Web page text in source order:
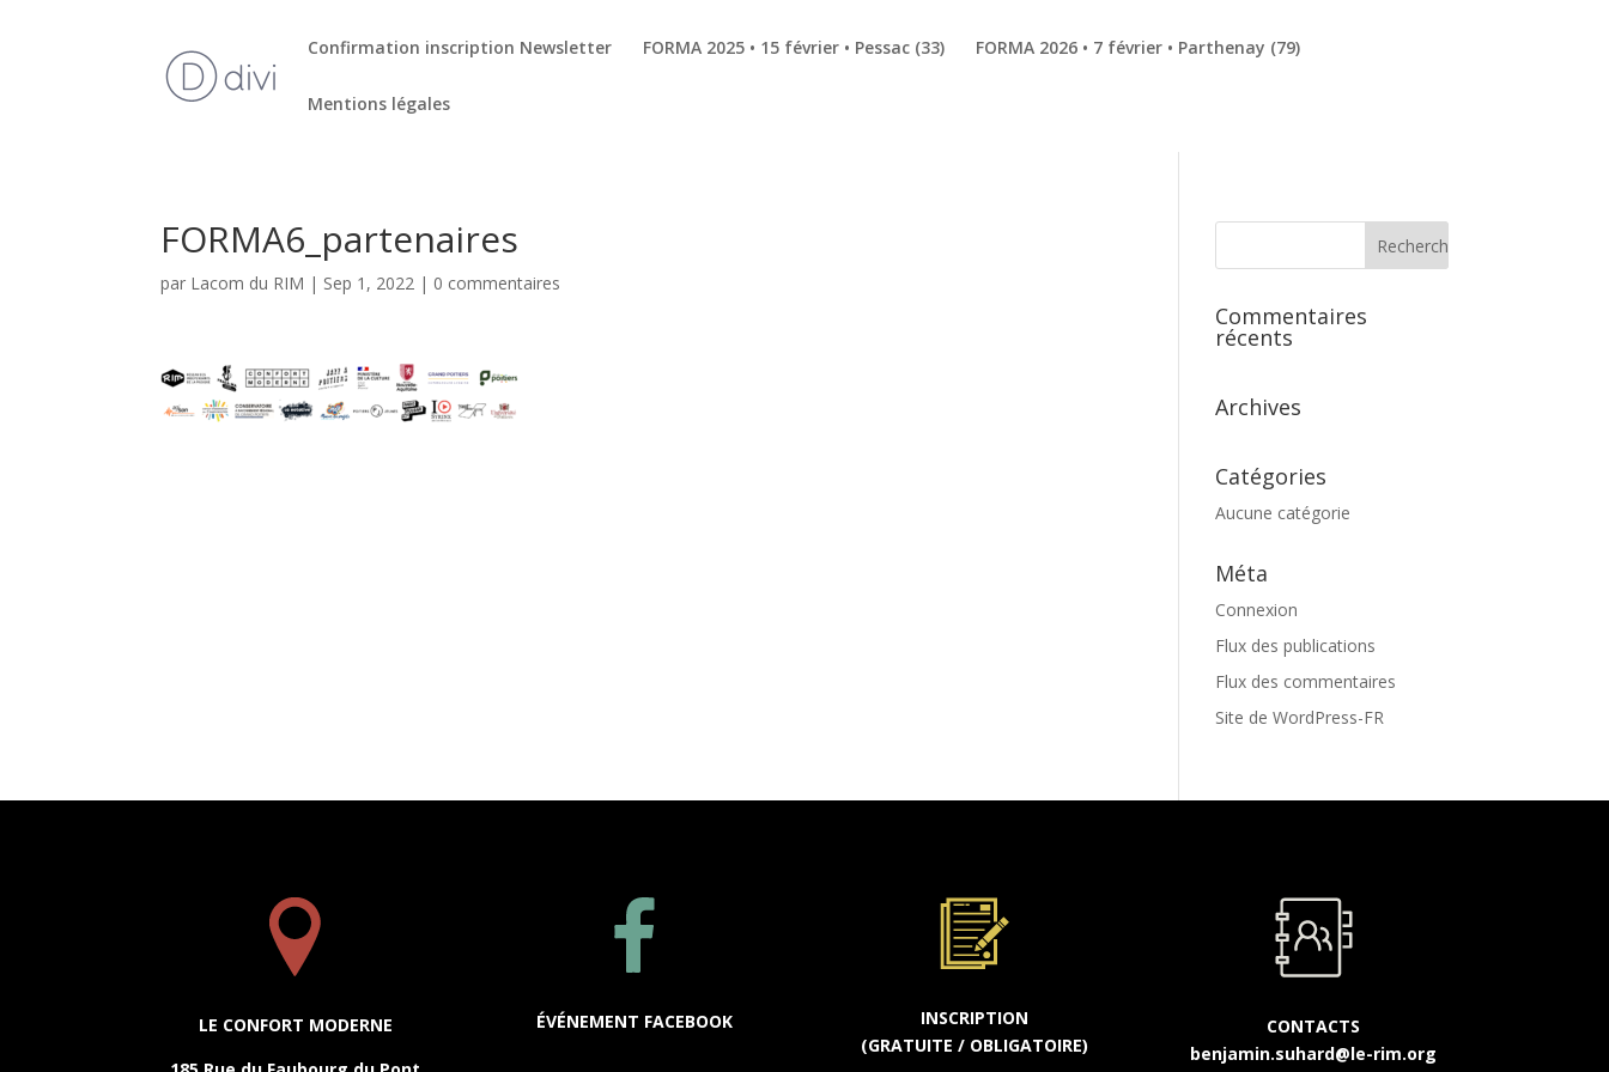
Confirmation inscription Newsletter FORMA 2025 • 15 février • Pessac (33) FORMA 2026 • 7 février • Parthenay (79)
Mentions légales
FORMA6_partenaires
par Lacom du RIM | Sep 1, 2022 | 0 commentaires
Commentaires
récents
Archives
Catégories
Aucune catégorie
Méta
Connexion
Flux des publications
Flux des commentaires
Site de WordPress-FR
LE CONFORT MODERNE
ÉVÉNEMENT FACEBOOK
INSCRIPTION
(GRATUITE / OBLIGATOIRE)
CONTACTS
benjamin.suhard@le-rim.org